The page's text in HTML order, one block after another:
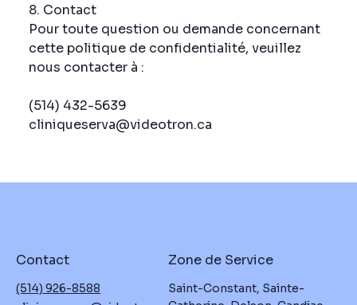
8. Contact
Pour toute question ou demande concernant
cette politique de confidentialité, veuillez
nous contacter à :
(514) 432-5639
cliniqueserva@videotron.ca
Contact
(514) 926-8588
Zone de Service
Saint-Constant, Sainte-